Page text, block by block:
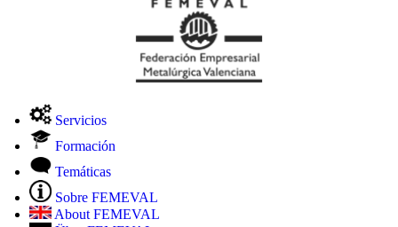
Servicios
Formación
Temáticas
Sobre FEMEVAL
About FEMEVAL